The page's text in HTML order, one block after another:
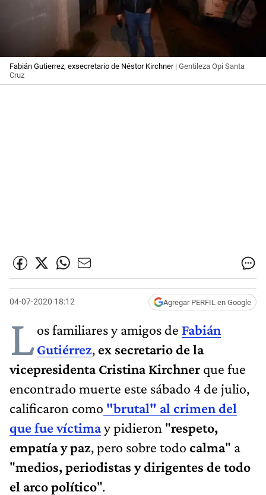
Fabián Gutierrez, exsecretario de Néstor Kirchner| Gentileza Opi Santa
Cruz
04-07-2020 18:12 Agregar PERFIL en Google
Los familiares y amigos de Fabián
Gutiérrez, ex secretario de la
vicepresidenta Cristina Kirchner que fue
encontrado muerte este sábado 4 de julio,
calificaron como "brutal" al crimen del
que fue víctimay pidieron "respeto,
empatía y paz, pero sobre todo calma" a
"medios, periodistas y dirigentes de todo
el arco político".